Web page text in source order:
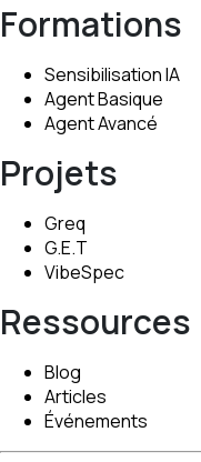
Formations
Sensibilisation IA
Agent Basique
Agent Avancé
Projets
Greq
G.E.T
VibeSpec
Ressources
Blog
Articles
Événements